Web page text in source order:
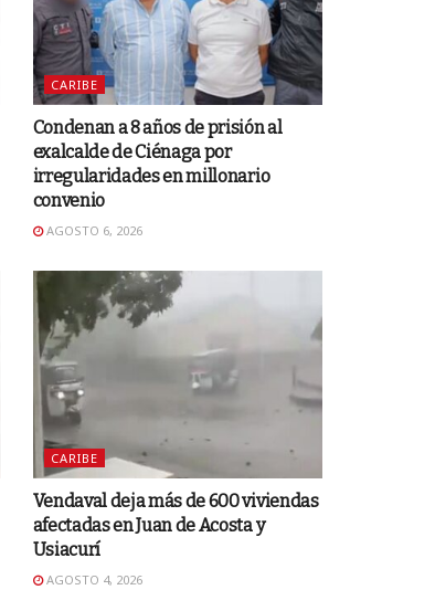
CARIBE
Condenan a 8 años de prisión al
exalcalde de Ciénaga por
irregularidades en millonario
convenio
AGOSTO 6, 2026
CARIBE
Vendaval deja más de 600 viviendas
afectadas en Juan de Acosta y
Usiacurí
AGOSTO 4, 2026